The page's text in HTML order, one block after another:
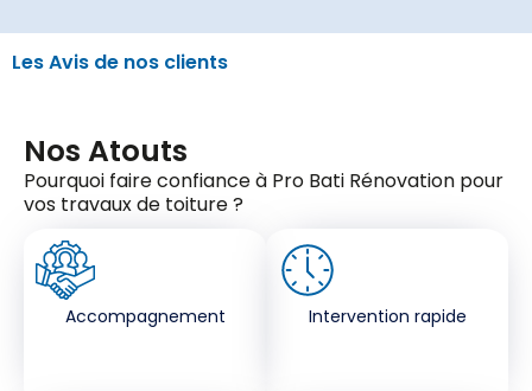
Les Avis de nos clients
Nos Atouts
Pourquoi faire confiance à Pro Bati Rénovation pour
vos travaux de toiture ?
Accompagnement Intervention rapide